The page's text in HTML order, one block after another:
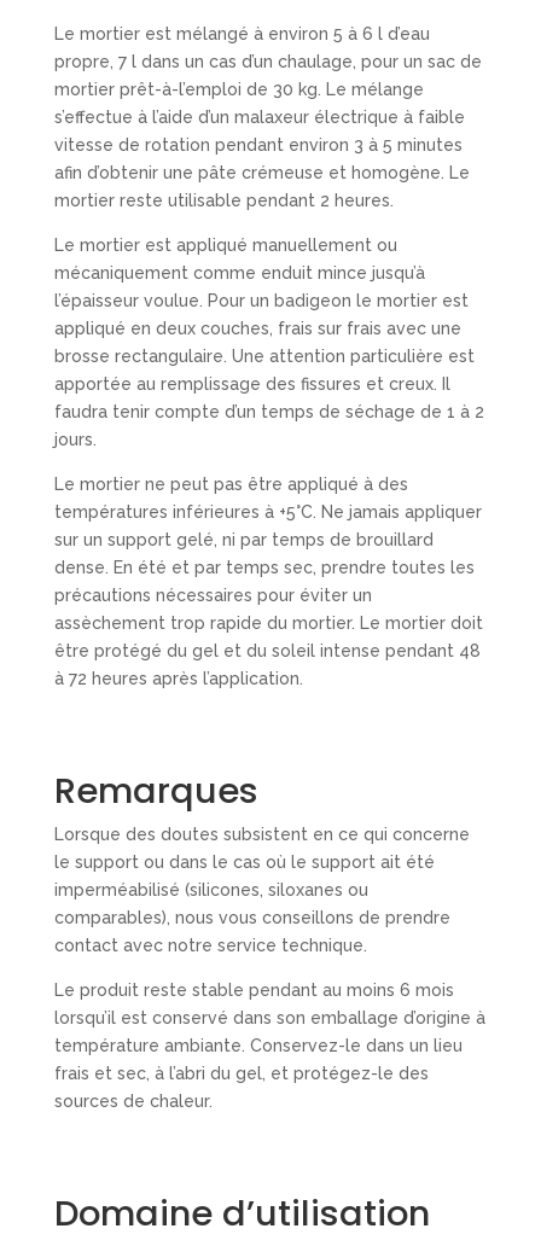
Le mortier est mélangé à environ 5 à 6 l d’eau
propre, 7 l dans un cas d’un chaulage, pour un sac de
mortier prêt-à-l’emploi de 30 kg. Le mélange
s’effectue à l’aide d’un malaxeur électrique à faible
vitesse de rotation pendant environ 3 à 5 minutes
afin d’obtenir une pâte crémeuse et homogène. Le
mortier reste utilisable pendant 2 heures.
Le mortier est appliqué manuellement ou
mécaniquement comme enduit mince jusqu’à
l’épaisseur voulue. Pour un badigeon le mortier est
appliqué en deux couches, frais sur frais avec une
brosse rectangulaire. Une attention particulière est
apportée au remplissage des fissures et creux. Il
faudra tenir compte d’un temps de séchage de 1 à 2
jours.
Le mortier ne peut pas être appliqué à des
températures inférieures à +5°C. Ne jamais appliquer
sur un support gelé, ni par temps de brouillard
dense. En été et par temps sec, prendre toutes les
précautions nécessaires pour éviter un
assèchement trop rapide du mortier. Le mortier doit
être protégé du gel et du soleil intense pendant 48
à 72 heures après l’application.
Remarques
Lorsque des doutes subsistent en ce qui concerne
le support ou dans le cas où le support ait été
imperméabilisé (silicones, siloxanes ou
comparables), nous vous conseillons de prendre
contact avec notre service technique.
Le produit reste stable pendant au moins 6 mois
lorsqu’il est conservé dans son emballage d’origine à
température ambiante. Conservez-le dans un lieu
frais et sec, à l’abri du gel, et protégez-le des
sources de chaleur.
Domaine d’utilisation